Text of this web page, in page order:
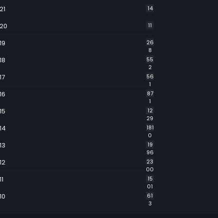
14
11
26
8
55
2
56
1
87
1
12
29
181
0
19
96
23
00
15
01
61
3